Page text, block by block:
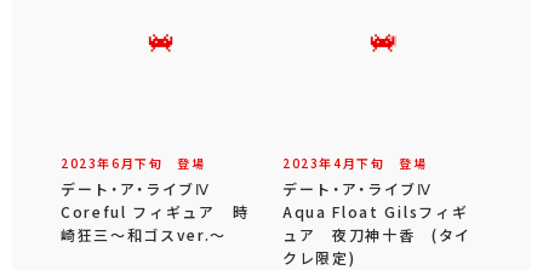
2023年6 月下旬 登場
デート・ア・ライブⅣ
Coreful フィギュア 時
崎狂三～和ゴスver.～
2023年4 月下旬 登場
デート・ア・ライブⅣ
Aqua Float Gilsフィギ
ュア 夜刀神十香 (タイ
クレ限定)